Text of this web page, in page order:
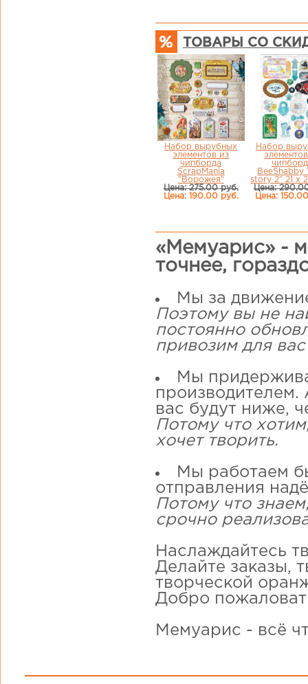
ТОВАРЫ СО
Набор вырубных
элементов из
чипборда
ScrapMania
"Ворожея"
Цена: 275.00 руб.
Цена: 190.00 руб.
Набор
BeeShabby
story 2" 21 х
Цена:
Цена:
«Мемуарис» -
точнее,
Мы за
Поэтому вы не
постоянно
привозим для
Мы
производителем.
вас будут ниже,
Потому что
хочет творить.
Мы работаем
отправления
Потому что
срочно
Наслаждайтесь
Делайте заказы,
творческой
Добро
Мемуарис - всё